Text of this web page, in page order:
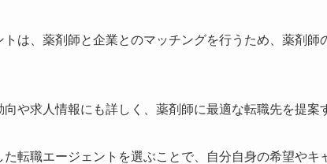
トは、薬剤師と企業とのマッチングを行うため、薬剤師
向や求人情報にも詳しく、薬剤師に最適な転職先を提案
た転職エージェントを選ぶことで、自分自身の希望やキ